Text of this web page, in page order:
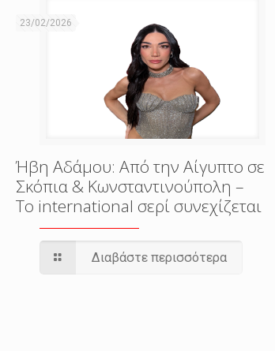
23/02/2026
Ήβη Αδάμου: Από την Αίγυπτο σε
Σκόπια & Κωνσταντινούπολη –
Το international σερί συνεχίζεται
Διαβάστε περισσότερα